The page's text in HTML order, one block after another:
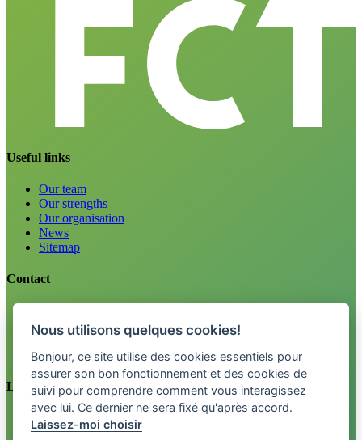
Useful links
Our team
Our strengths
Our organisation
News
Sitemap
Contact
Information
Tel. 0800 33 12 34
info@fctpension.swiss
Legal
Legal terms
Privacy policy
Nous utilisons quelques cookies!
Bonjour, ce site utilise des cookies essentiels pour
assurer son bon fonctionnement et des cookies de
suivi pour comprendre comment vous interagissez
avec lui. Ce dernier ne sera fixé qu'après accord.
Laissez-moi choisir